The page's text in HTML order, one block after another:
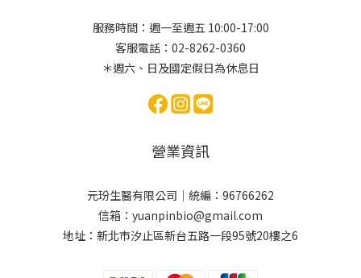
服務時間：週一至週五 10:00-17:00
客服電話：02-8262-0360
＊週六、日及國定假日為休息日
營業資訊
元玢生醫有限公司｜統編：96766262
信箱：yuanpinbio@gmail.com
地址：新北市汐止區新台五路一段95號20樓之6